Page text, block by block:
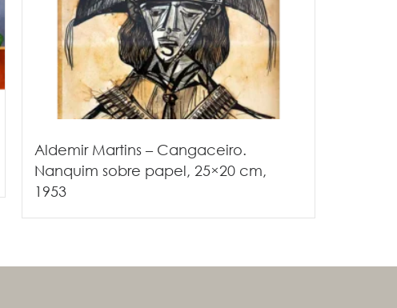
Aldemir Martins – Cangaceiro.
Nanquim sobre papel, 25×20 cm,
1953